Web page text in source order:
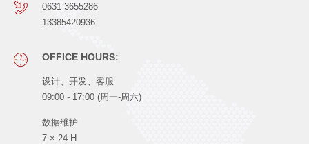
0631 3655286
13385420936
OFFICE HOURS:
设计、开发、客服
09:00 - 17:00 (周一-周六)
数据维护
7 × 24 H